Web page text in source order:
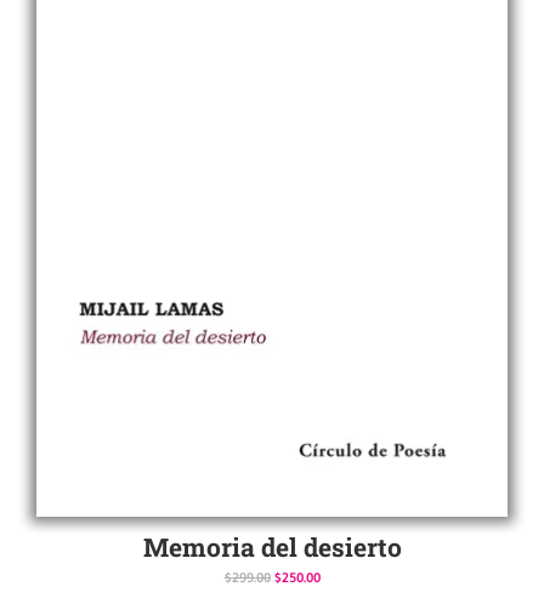
Memoria del desierto
$299.00 $250.00